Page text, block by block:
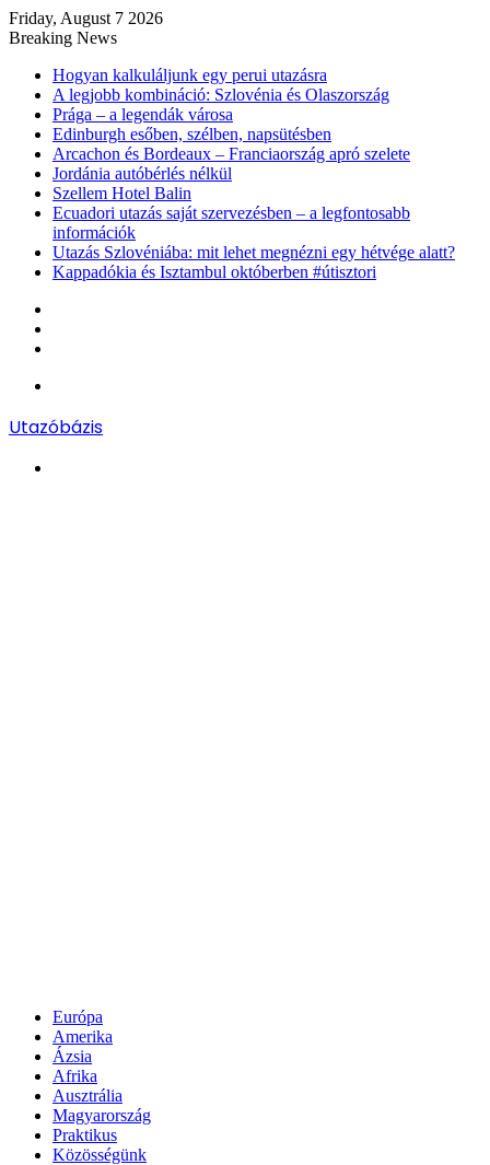
Friday, August 7 2026
Breaking News
Hogyan kalkuláljunk egy perui utazásra
A legjobb kombináció: Szlovénia és Olaszország
Prága – a legendák városa
Edinburgh esőben, szélben, napsütésben
Arcachon és Bordeaux – Franciaország apró szelete
Jordánia autóbérlés nélkül
Szellem Hotel Balin
Ecuadori utazás saját szervezésben – a legfontosabb
információk
Utazás Szlovéniába: mit lehet megnézni egy hétvége alatt?
Kappadókia és Isztambul októberben #útisztori
Utazóbázis
Európa
Amerika
Ázsia
Afrika
Ausztrália
Magyarország
Praktikus
Közösségünk